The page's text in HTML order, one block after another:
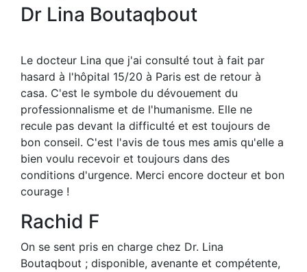
Dr Lina Boutaqbout
Le docteur Lina que j'ai consulté tout à fait par
hasard à l'hôpital 15/20 à Paris est de retour à
casa. C'est le symbole du dévouement du
professionnalisme et de l'humanisme. Elle ne
recule pas devant la difficulté et est toujours de
bon conseil. C'est l'avis de tous mes amis qu'elle a
bien voulu recevoir et toujours dans des
conditions d'urgence. Merci encore docteur et bon
courage !
Rachid F
On se sent pris en charge chez Dr. Lina
Boutaqbout ; disponible, avenante et compétente,